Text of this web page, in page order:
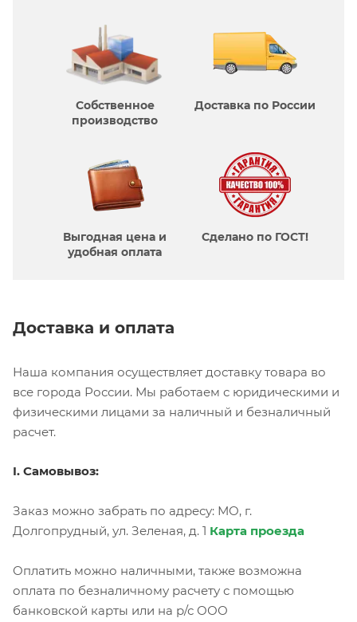
Собственное
производcтво
Доставка по России
Выгодная цена и
удобная оплата
Сделано по ГОСТ!
Доставка и оплата
Наша компания осуществляет доставку товара во
все города России. Мы работаем с юридическими и
физическими лицами за наличный и безналичный
расчет.
I. Самовывоз:
Заказ можно забрать по адресу: МО, г.
Долгопрудный, ул. Зеленая, д. 1 Карта проезда
Оплатить можно наличными, также возможна
оплата по безналичному расчету с помощью
банковской карты или на р/с ООО